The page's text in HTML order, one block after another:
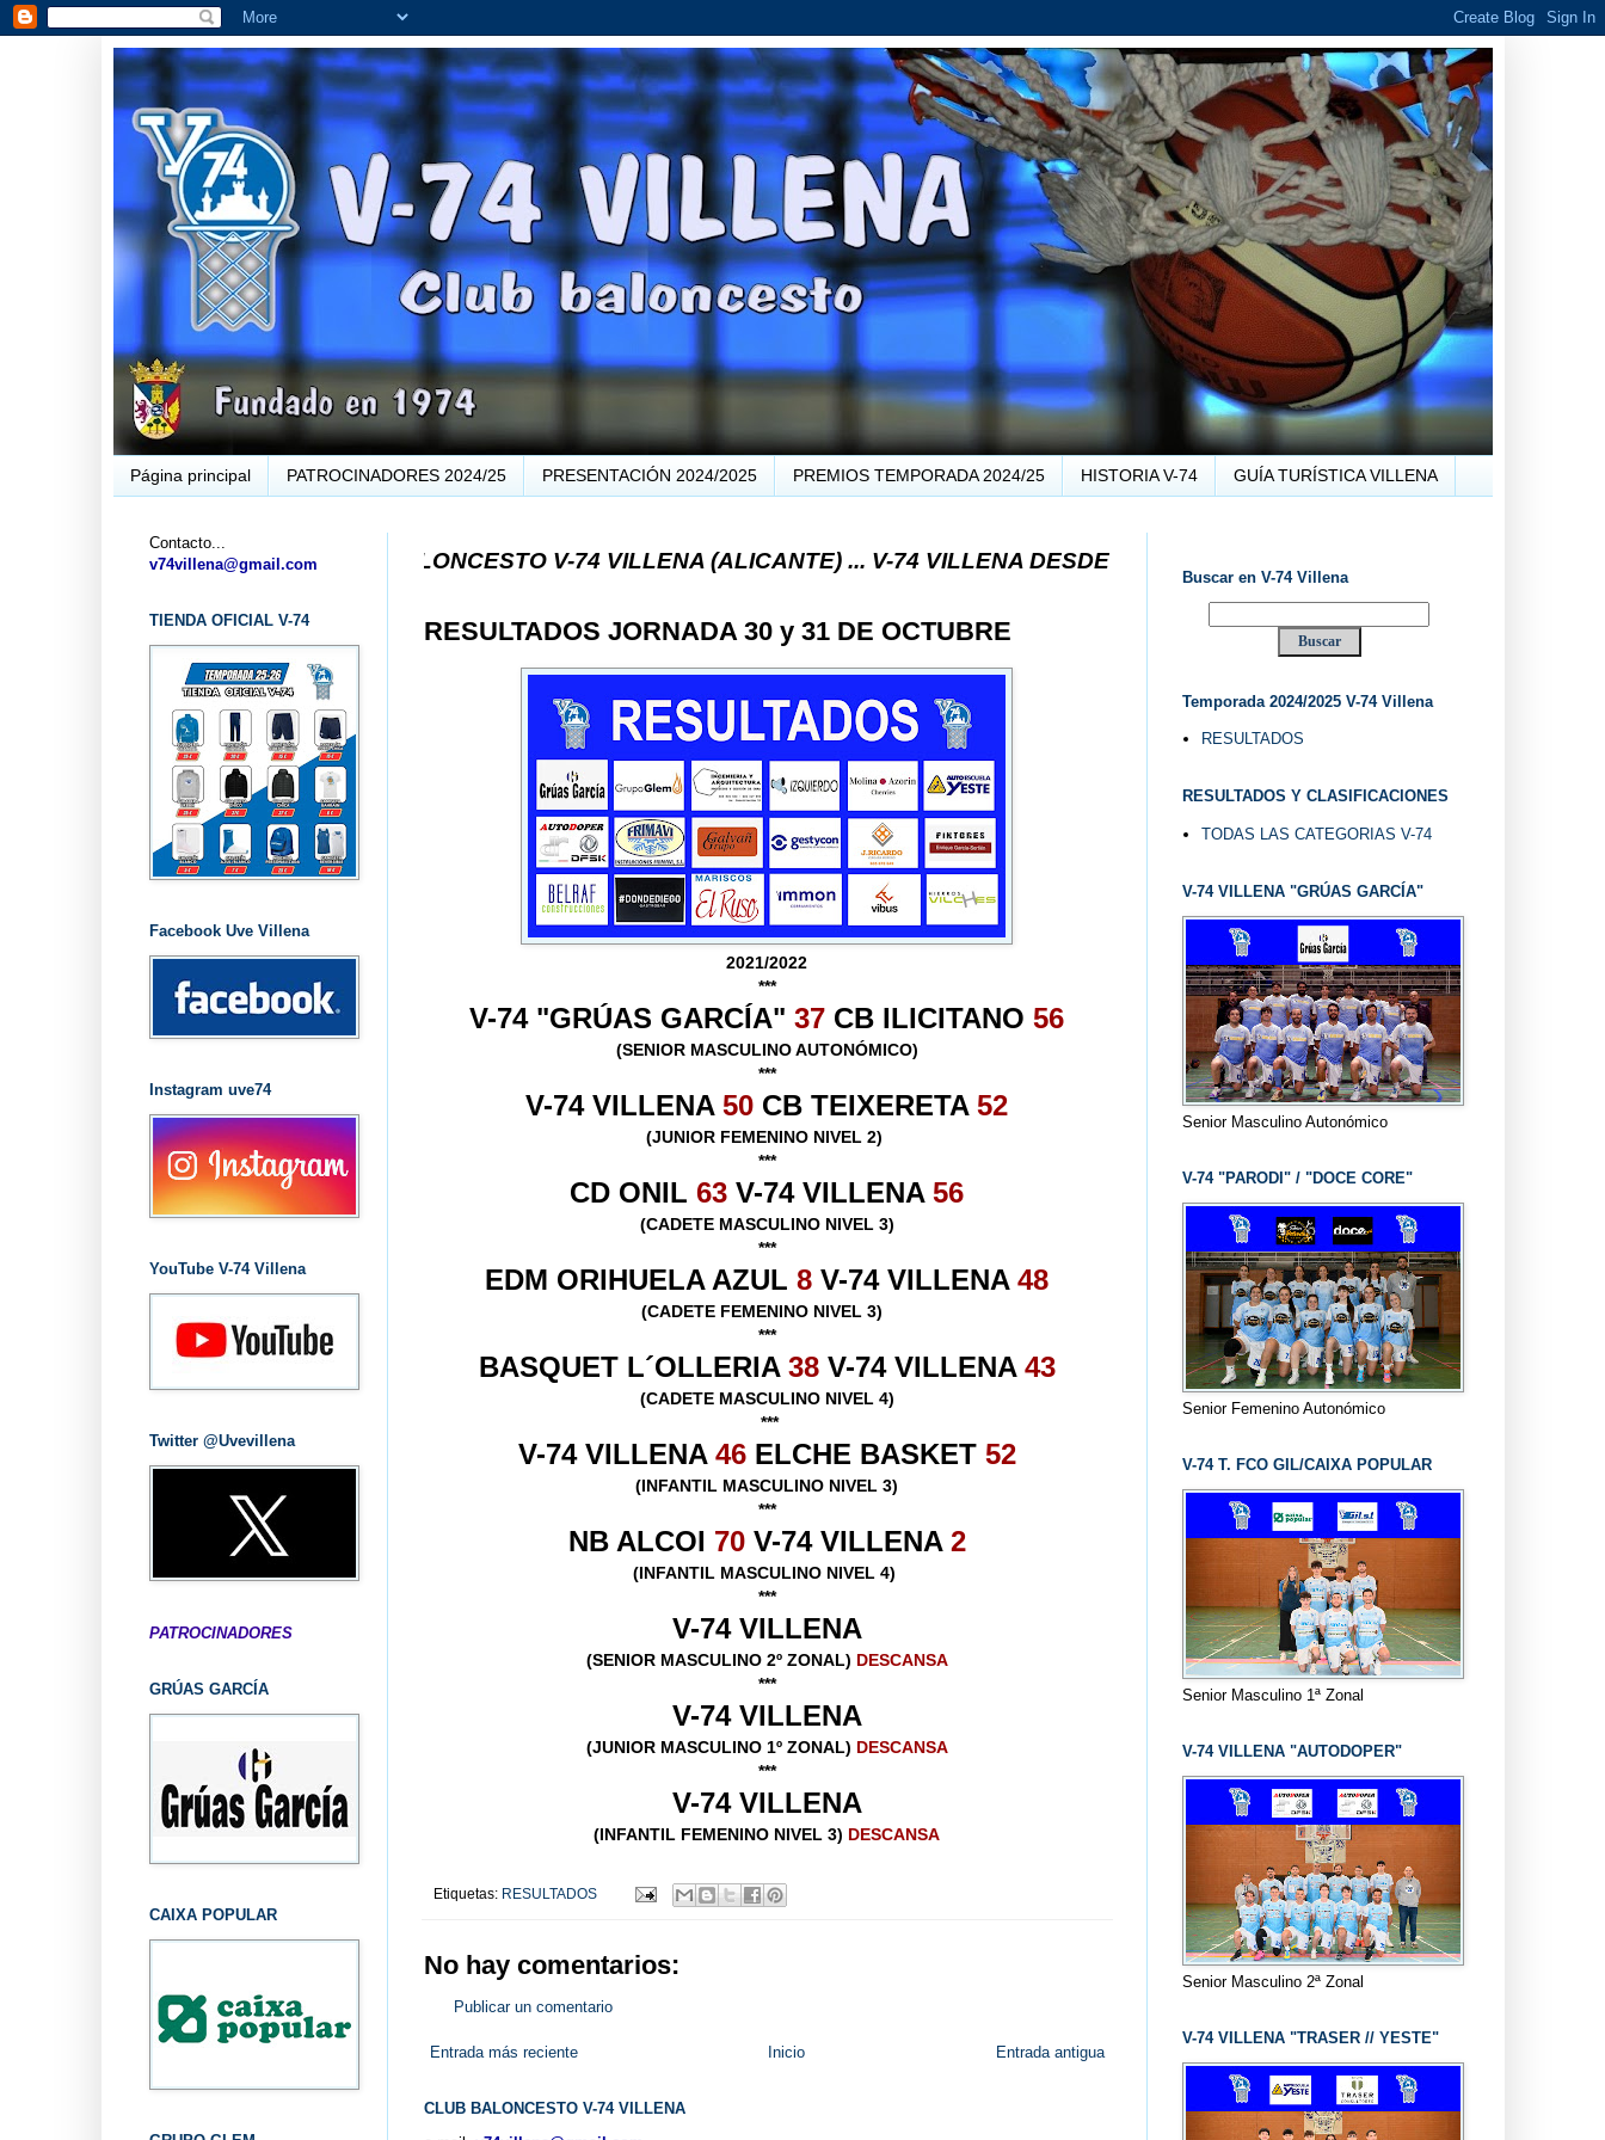
Página principal PATROCINADORES 2024/25 PRESENTACIÓN 2024/2025 PREMIOS TEMPORADA 2024/25 HISTORIA V-74 GUÍA TURÍSTICA VILLENA
... CLUB BALONCESTO V-74 VILLENA (ALICANTE) ... V-74 VILLENA DESDE 1.974 ... EL "UVE" ...
RESULTADOS JORNADA 30 y 31 DE OCTUBRE
2021/2022
***
V-74 "GRÚAS GARCÍA" 37 CB ILICITANO 56
(SENIOR MASCULINO AUTONÓMICO)
***
V-74 VILLENA 50 CB TEIXERETA 52
(JUNIOR FEMENINO NIVEL 2)
***
CD ONIL 63 V-74 VILLENA 56
(CADETE MASCULINO NIVEL 3)
***
EDM ORIHUELA AZUL 8 V-74 VILLENA 48
(CADETE FEMENINO NIVEL 3)
***
BASQUET L´OLLERIA 38V-74 VILLENA 43
(CADETE MASCULINO NIVEL 4)
***
V-74 VILLENA 46ELCHE BASKET 52
(INFANTIL MASCULINO NIVEL 3)
***
NB ALCOI 70V-74 VILLENA 2
(INFANTIL MASCULINO NIVEL 4)
***
V-74 VILLENA
(SENIOR MASCULINO 2º ZONAL) DESCANSA
***
V-74 VILLENA
(JUNIOR MASCULINO 1º ZONAL) DESCANSA
***
V-74 VILLENA
(INFANTIL FEMENINO NIVEL 3) DESCANSA
Etiquetas: RESULTADOS
No hay comentarios:
Publicar un comentario
Entrada más reciente Entrada antigua
Inicio
CLUB BALONCESTO V-74 VILLENA
Contacto...
v74villena@gmail.com
TIENDA OFICIAL V-74
Facebook Uve Villena
Instagram uve74
YouTube V-74 Villena
Twitter @Uvevillena
PATROCINADORES
GRÚAS GARCÍA
CAIXA POPULAR
Buscar en V-74 Villena
Temporada 2024/2025 V-74 Villena
RESULTADOS
RESULTADOS Y CLASIFICACIONES
TODAS LAS CATEGORIAS V-74
V-74 VILLENA "GRÚAS GARCÍA"
Senior Masculino Autonómico
V-74 "PARODI" / "DOCE CORE"
Senior Femenino Autonómico
V-74 T. FCO GIL/CAIXA POPULAR
Senior Masculino 1ª Zonal
V-74 VILLENA "AUTODOPER"
Senior Masculino 2ª Zonal
V-74 VILLENA "TRASER // YESTE"